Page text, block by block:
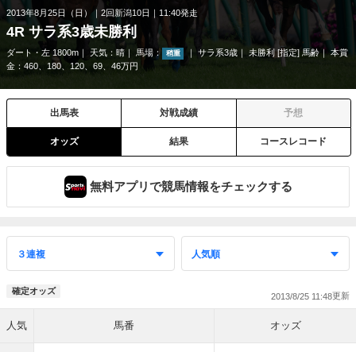
2013年8月25日（日） 2回新潟10日 11:40発走
4R サラ系3歳未勝利
ダート・左 1800m 天気： 晴 馬場： 稍重 サラ系3歳 未勝利 [指定] 馬齢
本賞
金：460、180、120、69、46万円
出馬表 対戦成績 予想
オッズ 結果 コースレコード
無料アプリで競馬情報をチェックする
確定オッズ
2013/8/25 11:48
人気 馬番 オッズ